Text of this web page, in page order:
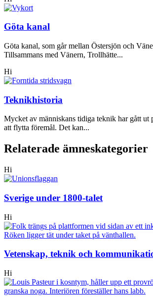
Göta kanal
Göta kanal, som går mellan Östersjön och
Tillsammans med Vänern, Trollhätte...
Hi
Teknikhistoria
Mycket av människans tidiga teknik har gått ut
att flytta föremål. Det kan...
Relaterade ämneskategorier
Hi
Sverige under 1800-talet
Hi
Vetenskap, teknik och
Hi